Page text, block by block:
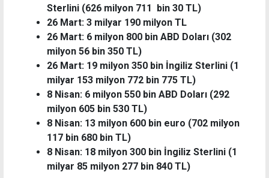
Sterlini (626 milyon 711 bin 30 TL)
26 Mart: 3 milyar 190 milyon TL
26 Mart: 6 milyon 800 bin ABD Doları (302
milyon 56 bin 350 TL)
26 Mart: 19 milyon 350 bin İngiliz Sterlini (1
milyar 153 milyon 772 bin 775 TL)
8 Nisan: 6 milyon 550 bin ABD Doları (292
milyon 605 bin 530 TL)
8 Nisan: 13 milyon 600 bin euro (702 milyon
117 bin 680 bin TL)
8 Nisan: 18 milyon 300 bin İngiliz Sterlini (1
milyar 85 milyon 277 bin 840 TL)